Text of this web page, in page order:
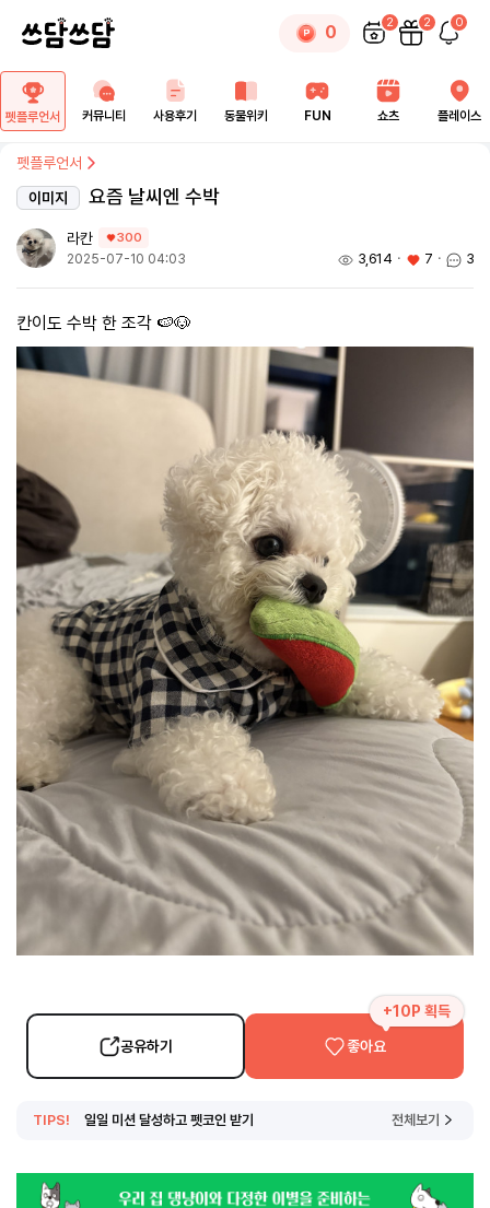
0 2 2 0
펫플루언서 커뮤니티 사용후기 동물위키 FUN 쇼츠 플레이스
펫플루언서
이미지
요즘 날씨엔 수박
라칸 300
2025-07-10 04:03 3,614 ㆍ 7 ㆍ 3
칸이도 수박 한 조각 🍉🐶
공유하기
+10P 획득
좋아요
TIPS! 일일 미션 달성하고 펫코인 받기 전체보기